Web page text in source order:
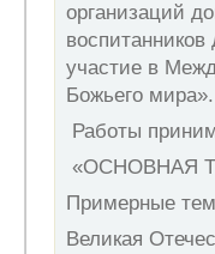
организаций
участие в
Божьего мира».
Работы
«ОСНОВНАЯ
Примерные
Великая